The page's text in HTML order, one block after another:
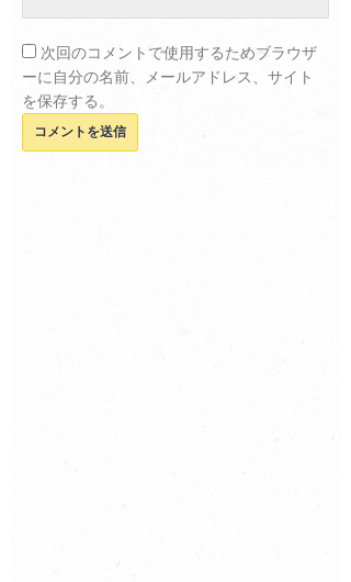
次回のコメントで使用するためブラウザ
ーに自分の名前、メールアドレス、サイト
を保存する。